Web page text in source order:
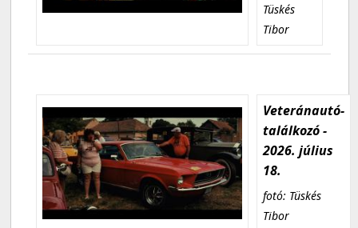
Tüskés
Tibor
Veteránautó-
találkozó -
2026. július
18.
fotó: Tüskés
Tibor